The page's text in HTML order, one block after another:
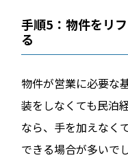
手順5：物件をリ
る
物件が営業に必要な
装をしなくても民泊
なら、手を加えなく
できる場合が多いで